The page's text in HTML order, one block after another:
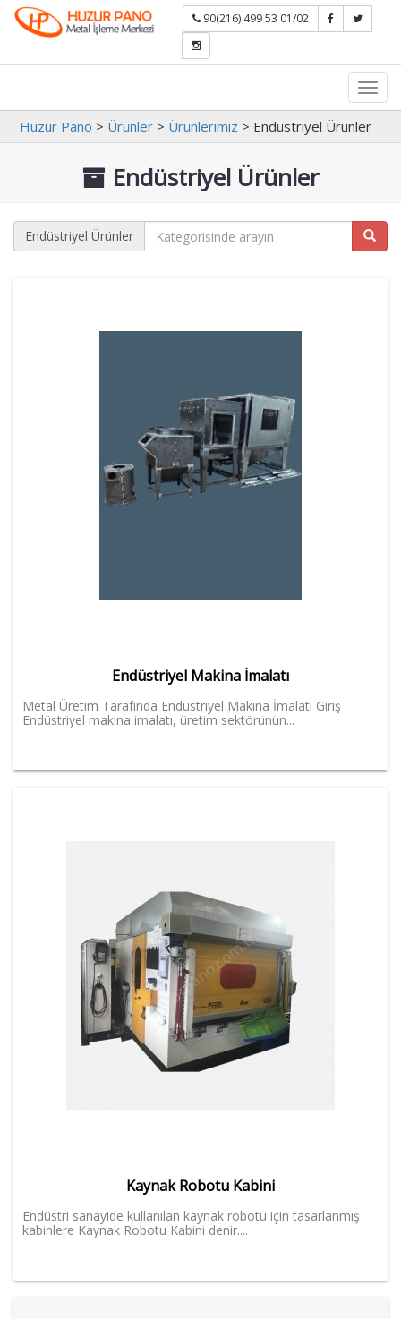
90(216) 499 53 01/02
Huzur Pano > Ürünler > Ürünlerimiz > Endüstriyel Ürünler
Endüstriyel Ürünler
Endüstriyel Ürünler
Endüstriyel Makina İmalatı
Metal Üretim Tarafında Endüstriyel Makina İmalatı Giriş
Endüstriyel makina imalatı, üretim sektörünün...
Kaynak Robotu Kabini
Endüstri sanayide kullanılan kaynak robotu için tasarlanmış
kabinlere Kaynak Robotu Kabini denir....